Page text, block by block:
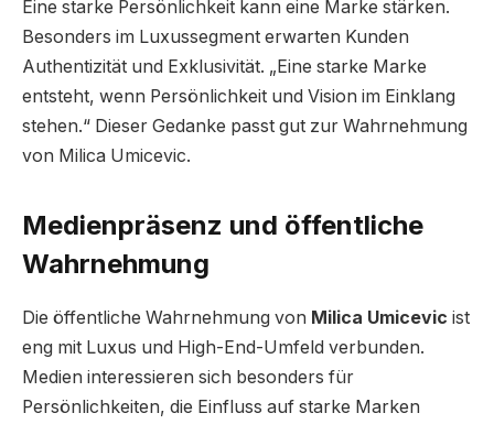
Eine starke Persönlichkeit kann eine Marke stärken.
Besonders im Luxussegment erwarten Kunden
Authentizität und Exklusivität. „Eine starke Marke
entsteht, wenn Persönlichkeit und Vision im Einklang
stehen.“ Dieser Gedanke passt gut zur Wahrnehmung
von Milica Umicevic.
Medienpräsenz und öffentliche
Wahrnehmung
Die öffentliche Wahrnehmung von Milica Umicevic ist
eng mit Luxus und High-End-Umfeld verbunden.
Medien interessieren sich besonders für
Persönlichkeiten, die Einfluss auf starke Marken